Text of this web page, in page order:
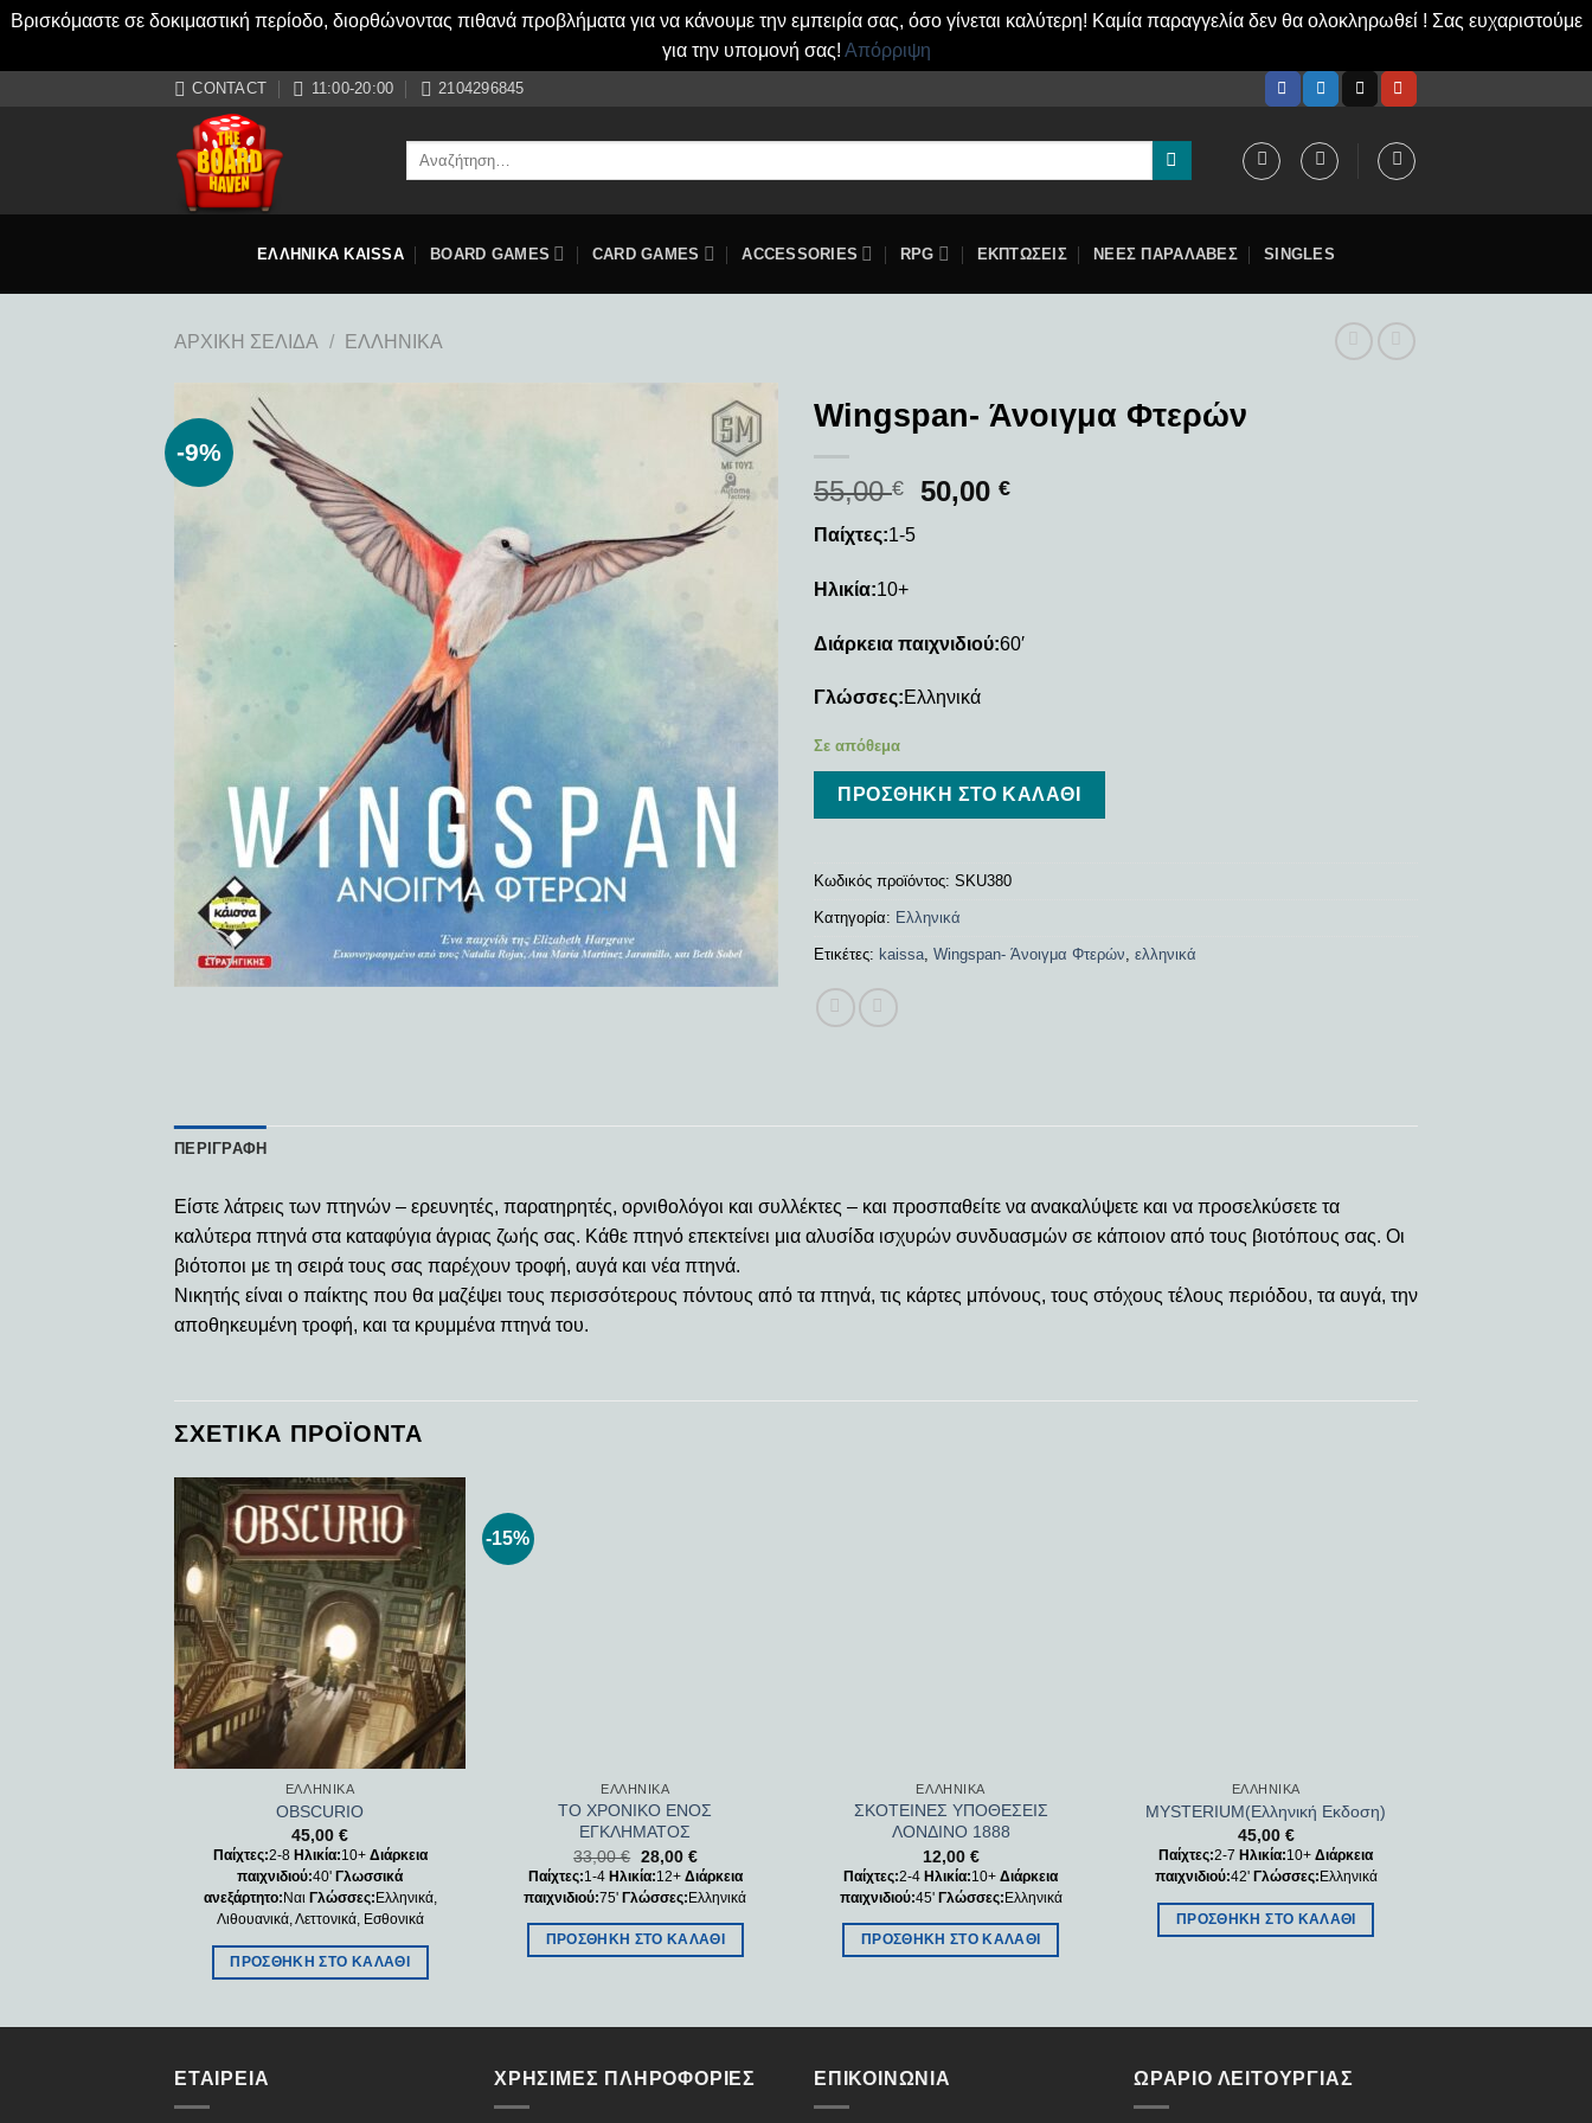
Βρισκόμαστε σε δοκιμαστική περίοδο, διορθώνοντας πιθανά προβλήματα για να κάνουμε την εμπειρία σας, όσο γίνεται καλύτερη! Καμία παραγγελία δεν θα ολοκληρωθεί ! Σας ευχαριστούμε
για την υπομονή σας! Απόρριψη
CONTACT 11:00-20:00 2104296845
Αναζήτηση
ΕΛΛΗΝΙΚΑ KAISSA BOARD GAMES CARD GAMES ACCESSORIES RPG ΕΚΠΤΩΣΕΙΣ ΝΕΕΣ ΠΑΡΑΛΑΒΕΣ SINGLES
ΑΡΧΙΚΉ ΣΕΛΊΔΑ / ΕΛΛΗΝΙΚΆ
-9%
Add to
wishlist
Wingspan- Άνοιγμα Φτερών
55,00€ 50,00€
Παίχτες:1-5
Ηλικία:10+
Διάρκεια παιχνιδιού:60′
Γλώσσες:Ελληνικά
Σε απόθεμα
ΠΡΟΣΘΉΚΗ ΣΤΟ ΚΑΛΆΘΙ
Κωδικός προϊόντος: SKU380
Κατηγορία: Ελληνικά
Ετικέτες: kaissa Wingspan- Άνοιγμα Φτερών ελληνικά
ΠΕΡΙΓΡΑΦΉ
Είστε λάτρεις των πτηνών – ερευνητές, παρατηρητές, ορνιθολόγοι και συλλέκτες – και προσπαθείτε να ανακαλύψετε και να προσελκύσετε τα
καλύτερα πτηνά στα καταφύγια άγριας ζωής σας. Κάθε πτηνό επεκτείνει μια αλυσίδα ισχυρών συνδυασμών σε κάποιον από τους βιοτόπους σας. Οι
βιότοποι με τη σειρά τους σας παρέχουν τροφή, αυγά και νέα πτηνά.
Νικητής είναι ο παίκτης που θα μαζέψει τους περισσότερους πόντους από τα πτηνά, τις κάρτες μπόνους, τους στόχους τέλους περιόδου, τα αυγά, την
αποθηκευμένη τροφή, και τα κρυμμένα πτηνά του.
ΣΧΕΤΙΚΆ ΠΡΟΪΌΝΤΑ
Add to
wishlist
ΕΛΛΗΝΙΚΆ
OBSCURIO
45,00€
Παίχτες:2-8 Ηλικία:10+ Διάρκεια
παιχνιδιού:40' Γλωσσικά
ανεξάρτητο: Ναι Γλώσσες: Ελληνικά,
Λιθουανικά, Λεττονικά, Εσθονικά
ΠΡΟΣΘΉΚΗ ΣΤΟ ΚΑΛΆΘΙ
-15%
ΕΛΛΗΝΙΚΆ
ΤΟ ΧΡΟΝΙΚΟ ΕΝΟΣ
ΕΓΚΛΗΜΑΤΟΣ
33,00€ 28,00 €
Παίχτες:1-4 Ηλικία:12+ Διάρκεια
παιχνιδιού:75' Γλώσσες: Ελληνικά
ΠΡΟΣΘΉΚΗ ΣΤΟ ΚΑΛΆΘΙ
ΕΛΛΗΝΙΚΆ
ΣΚΟΤΕΙΝΕΣ ΥΠΟΘΕΣΕΙΣ
ΛΟΝΔΙΝΟ 1888
12,00 €
Παίχτες:2-4 Ηλικία:10+Διάρκεια
παιχνιδιού:45' Γλώσσες: Ελληνικά
ΠΡΟΣΘΉΚΗ ΣΤΟ ΚΑΛΆΘΙ
ΕΛΛΗΝΙΚΆ
MYSTERIUM(Ελληνική Εκδοση)
45,00 €
Παίχτες:2-7 Ηλικία:10+Διάρκεια
παιχνιδιού:42' Γλώσσες: Ελληνικά
ΠΡΟΣΘΉΚΗ ΣΤΟ ΚΑΛΆΘΙ
ΕΤΑΙΡΕΊΑ ΧΡΉΣΙΜΕΣ ΠΛΗΡΟΦΟΡΊΕΣ ΕΠΙΚΟΙΝΩΝΊΑ ΩΡΑΡΙΟ ΛΕΙΤΟΥΡΓΙΑΣ